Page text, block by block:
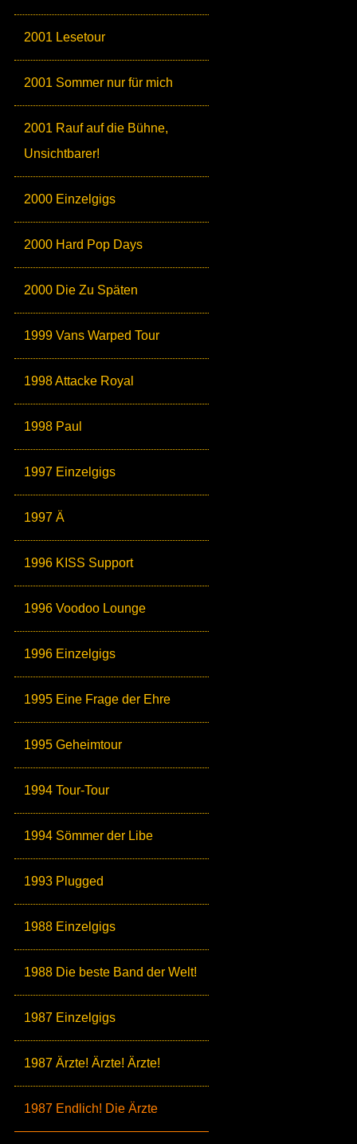
2001 Lesetour
2001 Sommer nur für mich
2001 Rauf auf die Bühne,
Unsichtbarer!
2000 Einzelgigs
2000 Hard Pop Days
2000 Die Zu Späten
1999 Vans Warped Tour
1998 Attacke Royal
1998 Paul
1997 Einzelgigs
1997 Ä
1996 KISS Support
1996 Voodoo Lounge
1996 Einzelgigs
1995 Eine Frage der Ehre
1995 Geheimtour
1994 Tour-Tour
1994 Sömmer der Libe
1993 Plugged
1988 Einzelgigs
1988 Die beste Band der Welt!
1987 Einzelgigs
1987 Ärzte! Ärzte! Ärzte!
1987 Endlich! Die Ärzte